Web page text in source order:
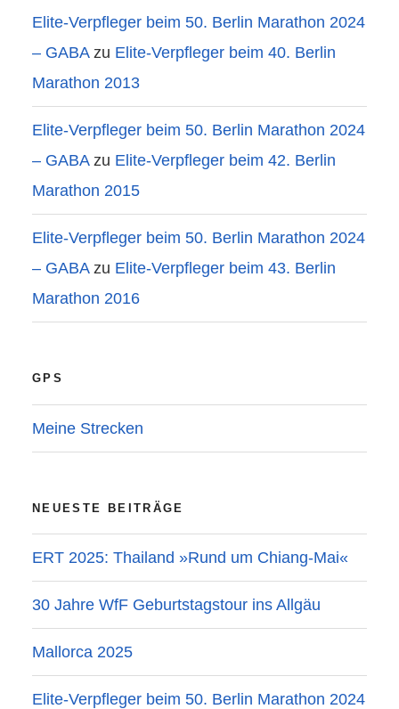
Elite-Verpfleger beim 50. Berlin Marathon 2024
– GABAzu Elite-Verpfleger beim 40. Berlin
Marathon 2013
Elite-Verpfleger beim 50. Berlin Marathon 2024
– GABAzu Elite-Verpfleger beim 42. Berlin
Marathon 2015
Elite-Verpfleger beim 50. Berlin Marathon 2024
– GABAzu Elite-Verpfleger beim 43. Berlin
Marathon 2016
GPS
Meine Strecken
NEUESTE BEITRÄGE
ERT 2025: Thailand »Rund um Chiang-Mai«
30 Jahre WfF Geburtstagstour ins Allgäu
Mallorca 2025
Elite-Verpfleger beim 50. Berlin Marathon 2024